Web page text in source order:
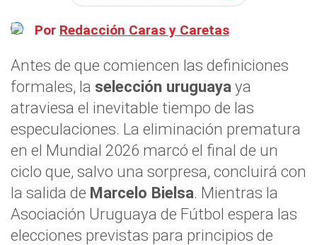
Por Redacción Caras y Caretas
Antes de que comiencen las definiciones
formales, la selección uruguaya ya
atraviesa el inevitable tiempo de las
especulaciones. La eliminación prematura
en el Mundial 2026 marcó el final de un
ciclo que, salvo una sorpresa, concluirá con
la salida de Marcelo Bielsa. Mientras la
Asociación Uruguaya de Fútbol espera las
elecciones previstas para principios de